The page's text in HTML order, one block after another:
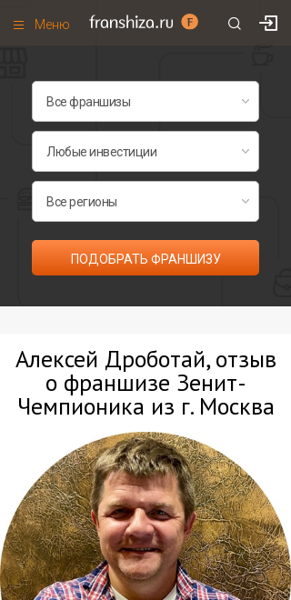
Меню
Франшизы по категориям
ПОДОБРАТЬ ФРАНШИЗУ
Алексей Дроботай, отзыв
о франшизе Зенит-
Чемпионика из г. Москва